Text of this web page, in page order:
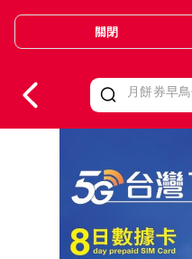
Valid Until 30 June
關閉